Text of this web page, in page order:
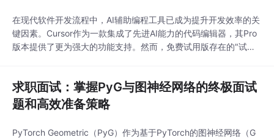
在现代软件开发流程中，AI辅助编程工具已成为提升开发效率的关
键因素。Cursor作为一款集成了先进AI能力的代码编辑器，其Pro
版本提供了更为强大的功能支持。然而，免费试用版存在的"试用
析Cursor限制机制，提供完整的功能解锁方案，并探讨实际应用场
景与优化策略，帮助开发者充分利用
求职面试：掌握PyG与图神经网络的终极面试
题和高效准备策略
PyTorch Geometric（PyG）作为基于PyTorch的图神经网络（G